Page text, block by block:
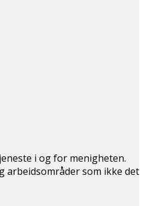
i og for menigheten.
arbeidsområder som ikke det